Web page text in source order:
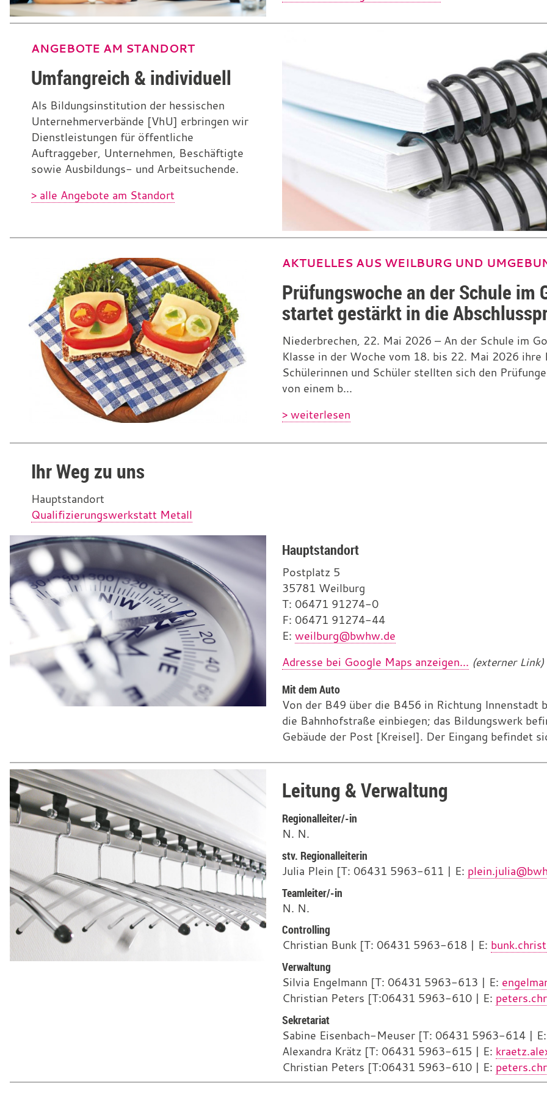
ANGEBOTE AM STANDORT
Umfangreich & individuell
Als Bildungsinstitution der hessischen
Unternehmerverbände [VhU] erbringen wir
Dienstleistungen für öffentliche
Auftraggeber, Unternehmen, Beschäftigte
sowie Ausbildungs- und Arbeitsuchende.
> alle Angebote am Standort
AKTUELLES AUS WEILBURG UND
Prüfungswoche an der Schule im
startet gestärkt in die
Niederbrechen, 22. Mai 2026 – An der Schule im
Klasse in der Woche vom 18. bis 22. Mai 2026
Schülerinnen und Schüler stellten sich den
von einem b...
> weiterlesen
Ihr Weg zu uns
Hauptstandort
Qualifizierungswerkstatt Metall
Hauptstandort
Postplatz 5
35781 Weilburg
Te
l
e
o
n
: 06471 91274-0
Fa
x
: 06471 91274-44
E-
a
i
l
:weilburg@bwhw.de
Adresse bei Google Maps anzeigen... (externer Link)
Mit dem Auto
Von der B49 über die B456 in Richtung Innenstadt
die Bahnhofstraße einbiegen; das Bildungswerk
Gebäude der Post [Kreisel]. Der Eingang befindet
Leitung & Verwaltung
Regionalleiter/-in
N. N.
stv. Regionalleiterin
Julia Plein [T: 06431 5963-611 | E:
Teamleiter/-in
N. N.
Controlling
Christian Bunk [T: 06431 5963-618 | E:
Verwaltung
Silvia Engelmann [T: 06431 5963-613 | E:
Christian Peters [T:06431 5963-610 | E:
Sekretariat
Sabine Eisenbach-Meuser [T: 06431 5963-614 |
Alexandra Krätz [T: 06431 5963-615 | E:
Christian Peters [T:06431 5963-610 | E: